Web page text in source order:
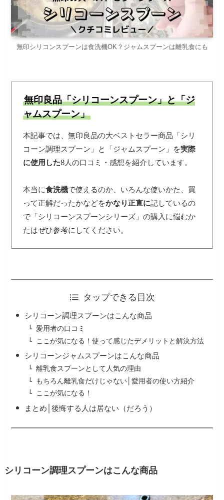
無印シリコンスプーンは食洗機OK？ジャムスプーンは離乳食にも
無印良品「シリコーンスプーン」と「ジ
ャムスプーン」
本記事では、無印良品の大ベストセラー商品「シリ
コーン調理スプーン」と「ジャムスプーン」を実際
に使用した8人の口コミ・感想を紹介しています。
本当に食洗機で使えるのか、いろんな使いかた、買
って正解だったかなどをかなり正直に記しているの
で「シリコーンスプーンシリーズ」の購入に悩むか
たはぜひ参考にしてください。
タップできる目次
シリコーン調理スプーンはこんな商品
愛用者の口コミ
ここが気になる！使って感じたデメリットと解決方法
シリコーンジャムスプーンはこんな商品
離乳食スプーンとして人気の理由
もちろん離乳食だけじゃない│愛用者の使い方紹介
ここが気になる！
まとめ│後悔する人は居ない（だろう）
シリコーン調理スプーンはこんな商品